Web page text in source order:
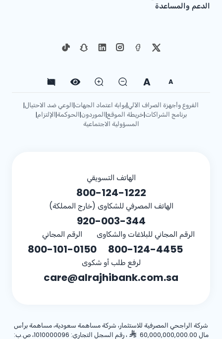
الدعم والمساعدة
A
A
الفروع وأجهزة الصراف الآلي|بوابة اعتماد الجهات|الوعي ضد الاحتيال|
برنامج الشراكات|خريطة الموقع|الموردون|الحوكمة|الإلتزام|
المسؤولية الاجتماعية
الهاتف التسويقي
800-124-1222
الهاتف المصرفي للشكاوى (خارج المملكة)
920-003-344
الرقم المجاني للبلاغات والشكاوى
800-124-4455
الرقم المجاني
800-101-0150
لرفع طلب أو شكوى
care@alrajhibank.com.sa
شركة الراجحي المصرفية للاستثمار، شركة مساهمة سعودية، مساهمة برأس
مال 60,000,000,000.00
، رقم السجل التجاري: 1010000096، ص.ب: